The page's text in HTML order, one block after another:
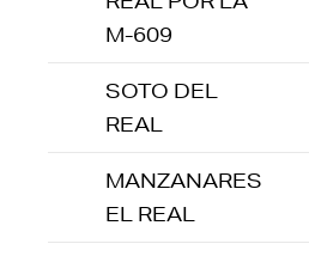
M-609
SOTO DEL
REAL
MANZANARES
EL REAL